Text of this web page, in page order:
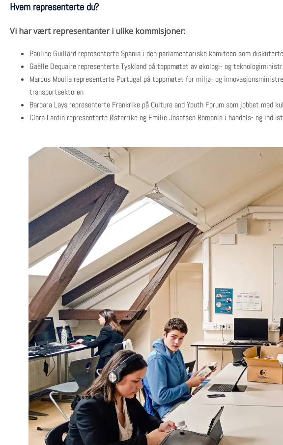
Hvem representerte du?
Vi har vært representanter i ulike kommisjoner:
Pauline Guillard representerte Spania i den parlamentariske komiteen som
Gaëlle Dequaire representerte Tyskland på toppmøtet av økologi- og
Marcus Moulia representerte Portugal på toppmøtet for miljø- og
transportsektoren
Barbara Lays representerte Frankrike på Culture and Youth Forum som jobbet med
Clara Lardin representerte Østerrike og Emilie Josefsen Romania i handels- og